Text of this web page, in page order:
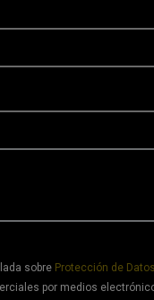
sobre Protección de Datos
por medios